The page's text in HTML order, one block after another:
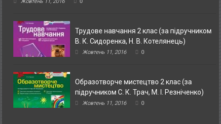
Трудове навчання 2 клас (за підручником
В. К. Сидоренка, Н. В. Котелянець)
Жовтень 11, 2016 0
Образотворче мистецтво 2 клас (за
підручником С. К. Трач, М. І. Резніченко)
Жовтень 11, 2016 0